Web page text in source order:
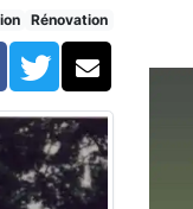
Rénovation
TwitterCourriel